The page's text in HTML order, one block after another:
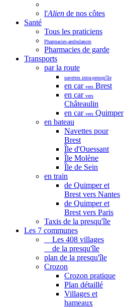
l'Alien de nos côtes
Santé
Tous les praticiens
Pharmacies-ambulances
Pharmacies de garde
Transports
par la route
navettes intra-presqu'île
en car vers Brest
en car vers
Châteaulin
en car vers Quimper
en bateau
Navettes pour
Brest
Île d'Ouessant
Île Molène
Île de Sein
en train
de Quimper et
Brest vers Nantes
de Quimper et
Brest vers Paris
Taxis de la presqu'île
Les 7 communes
Les 408 villages
de la presqu'île
plan de la presqu'île
Crozon
Crozon pratique
Plan détaillé
Villages et
hameaux